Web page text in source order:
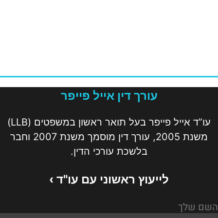
עורך דין אייל פייפר
עו”ד אייל פייפר בעל תואר ראשון במשפטים (LLB)
משנת 2005, עורך דין מוסמך משנת 2007 וחבר
בלשכת עורכי הדין.
לייעוץ ראשוני עם עו"ד ›
השם שלך